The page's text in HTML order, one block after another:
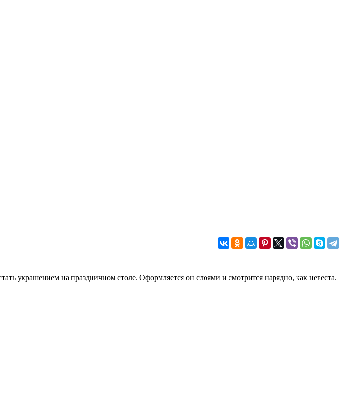
украшением на праздничном столе. Оформляется он слоями и смотрится нарядно, как невеста.